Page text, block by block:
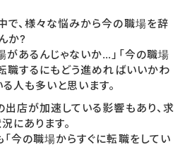
で、様々な悩みから今の職場を辞
か?
があるんじゃないか…」「今の職場
職するにもどう進めればいいかわ
人も多いと思います。
出店が加速している影響もあり、求
にあります。
「今の職場からすぐに転職をしてい